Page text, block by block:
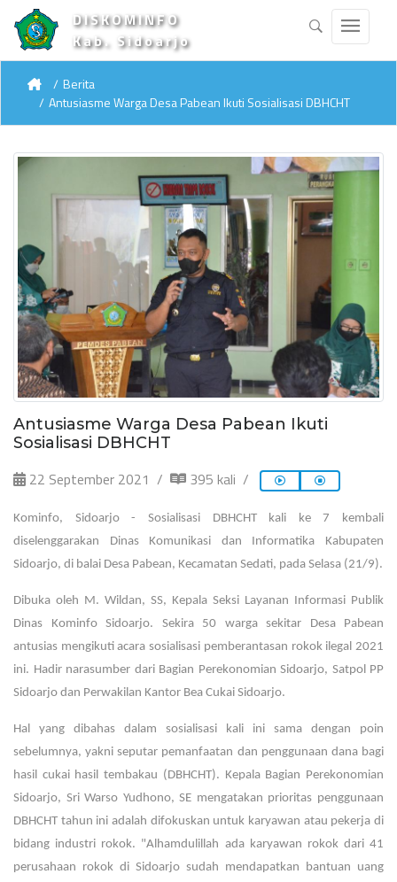
DISKOMINFO
Kab. Sidoarjo
Berita
Antusiasme Warga Desa Pabean Ikuti Sosialisasi DBHCHT
Antusiasme Warga Desa Pabean Ikuti
Sosialisasi DBHCHT
22 September 2021 395 kali
Kominfo, Sidoarjo - Sosialisasi DBHCHT kali ke 7 kembali
diselenggarakan Dinas Komunikasi dan Informatika Kabupaten
Sidoarjo, di balai Desa Pabean, Kecamatan Sedati, pada Selasa (21/9).
Dibuka oleh M. Wildan, SS, Kepala Seksi Layanan Informasi Publik
Dinas Kominfo Sidoarjo. Sekira 50 warga sekitar Desa Pabean
antusias mengikuti acara sosialisasi pemberantasan rokok ilegal 2021
ini. Hadir narasumber dari Bagian Perekonomian Sidoarjo, Satpol PP
Sidoarjo dan Perwakilan Kantor Bea Cukai Sidoarjo.
Hal yang dibahas dalam sosialisasi kali ini sama dengan poin
sebelumnya, yakni seputar pemanfaatan dan penggunaan dana bagi
hasil cukai hasil tembakau (DBHCHT). Kepala Bagian Perekonomian
Sidoarjo, Sri Warso Yudhono, SE mengatakan prioritas penggunaan
DBHCHT tahun ini adalah difokuskan untuk karyawan atau pekerja di
bidang industri rokok. "Alhamdulillah ada karyawan rokok dari 41
perusahaan rokok di Sidoarjo sudah mendapatkan bantuan uang